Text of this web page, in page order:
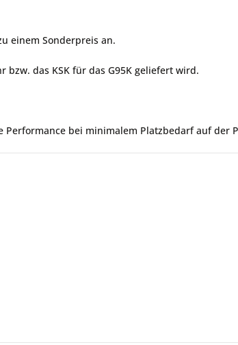
einem Sonderpreis an.
das KSK für das G95K geliefert wird.
Performance bei minimalem Platzbedarf auf der